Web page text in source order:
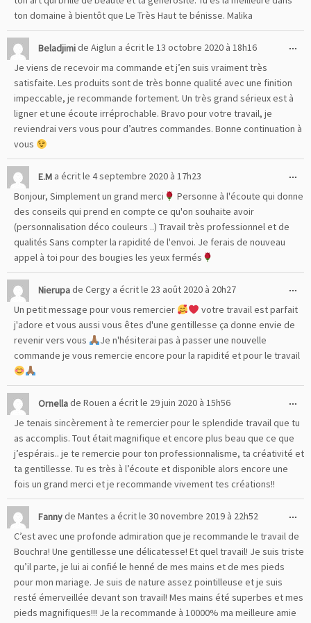
ton domaine à bientôt que Le Très Haut te bénisse. Malika
Beladjimide Aiglun a écrit le 13 octobre 2020 à 18h16
Je viens de recevoir ma commande et j’en suis vraiment très
satisfaite. Les produits sont de très bonne qualité avec une finition
impeccable, je recommande fortement. Un très grand sérieux est à
ligner et une écoute irréprochable. Bravo pour votre travail, je
reviendrai vers vous pour d’autres commandes. Bonne continuation à
vous
...
E.M a écrit le 4 septembre 2020 à 17h23
Bonjour, Simplement un grand merci
Personne à l'écoute qui donne
des conseils qui prend en compte ce qu'on souhaite avoir
(personnalisation déco couleurs ..) Travail très professionnel et de
qualités Sans compter la rapidité de l'envoi. Je ferais de nouveau
appel à toi pour des bougies les yeux fermés
...
Nierupade Cergy a écrit le 23 août 2020 à 20h27
Un petit message pour vous remercier
votre travail est parfait
j'adore et vous aussi vous êtes d'une gentillesse ça donne envie de
revenir vers vous
Je n'hésiterai pas à passer une nouvelle
commande je vous remercie encore pour la rapidité et pour le travail
...
Ornellade Rouen a écrit le 29 juin 2020 à 15h56
Je tenais sincèrement à te remercier pour le splendide travail que tu
as accomplis. Tout était magnifique et encore plus beau que ce que
j’espérais.. je te remercie pour ton professionnalisme, ta créativité et
ta gentillesse. Tu es très à l’écoute et disponible alors encore une
fois un grand merci et je recommande vivement tes créations!!
...
Fannyde Mantes a écrit le 30 novembre 2019 à 22h52
C’est avec une profonde admiration que je recommande le travail de
Bouchra! Une gentillesse une délicatesse! Et quel travail! Je suis triste
qu’il parte, je lui ai confié le henné de mes mains et de mes pieds
pour mon mariage. Je suis de nature assez pointilleuse et je suis
resté émerveillée devant son travail! Mes mains été superbes et mes
pieds magnifiques!!! Je la recommande à 10000% ma meilleure amie
...